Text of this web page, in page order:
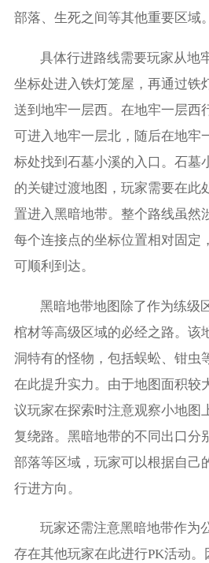
部落、生死之间等其他重要区域。
具体行进路线需要玩家从地
坐标处进入铁灯笼屋，再通过铁
送到地牢一层西。在地牢一层西
可进入地牢一层北，随后在地牢
标处找到石墓小溪的入口。石墓
的关键过渡地图，玩家需要在此
置进入黑暗地带。整个路线虽然
每个连接点的坐标位置相对固定
可顺利到达。
黑暗地带地图除了作为练级
棺材等高级区域的必经之路。该
洞特有的怪物，包括蜈蚣、钳虫
在此提升实力。由于地图面积较
议玩家在探索时注意观察小地图
复绕路。黑暗地带的不同出口分
部落等区域，玩家可以根据自己
行进方向。
玩家还需注意黑暗地带作为
存在其他玩家在此进行PK活动